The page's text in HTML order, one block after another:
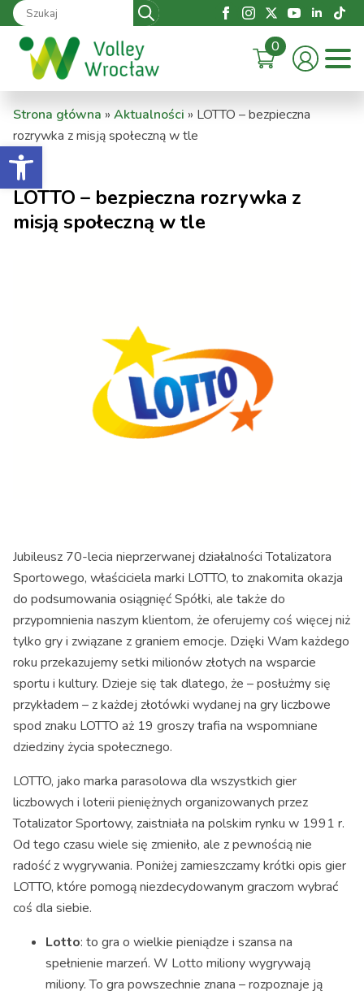
Otwórz pasek narzędzi
Search
for:
0
Strona główna » Aktualności » LOTTO – bezpieczna
rozrywka z misją społeczną w tle
LOTTO – bezpieczna rozrywka z
misją społeczną w tle
Jubileusz 70-lecia nieprzerwanej działalności Totalizatora
Sportowego, właściciela marki LOTTO, to znakomita okazja
do podsumowania osiągnięć Spółki, ale także do
przypomnienia naszym klientom, że oferujemy coś więcej niż
tylko gry i związane z graniem emocje. Dzięki Wam każdego
roku przekazujemy setki milionów złotych na wsparcie
sportu i kultury. Dzieje się tak dlatego, że – posłużmy się
przykładem – z każdej złotówki wydanej na gry liczbowe
spod znaku LOTTO aż 19 groszy trafia na wspomniane
dziedziny życia społecznego.
LOTTO, jako marka parasolowa dla wszystkich gier
liczbowych i loterii pieniężnych organizowanych przez
Totalizator Sportowy, zaistniała na polskim rynku w 1991 r.
Od tego czasu wiele się zmieniło, ale z pewnością nie
radość z wygrywania. Poniżej zamieszczamy krótki opis gier
LOTTO, które pomogą niezdecydowanym graczom wybrać
coś dla siebie.
Lotto: to gra o wielkie pieniądze i szansa na
spełnienie marzeń. W Lotto miliony wygrywają
miliony. To gra powszechnie znana – rozpoznaje ją